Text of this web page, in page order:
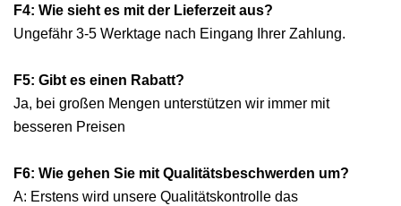
F4: Wie sieht es mit der Lieferzeit aus?
Ungefähr 3-5 Werktage nach Eingang Ihrer Zahlung.
F5: Gibt es einen Rabatt?
Ja, bei großen Mengen unterstützen wir immer mit
besseren Preisen
F6: Wie gehen Sie mit Qualitätsbeschwerden um?
A: Erstens wird unsere Qualitätskontrolle das